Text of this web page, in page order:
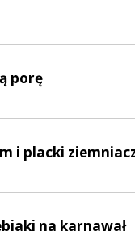
porę
i placki
na karnawał